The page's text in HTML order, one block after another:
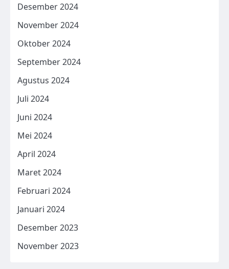
Desember 2024
November 2024
Oktober 2024
September 2024
Agustus 2024
Juli 2024
Juni 2024
Mei 2024
April 2024
Maret 2024
Februari 2024
Januari 2024
Desember 2023
November 2023